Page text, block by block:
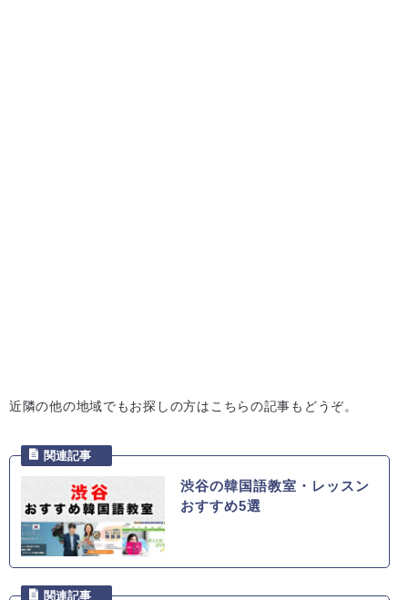
近隣の他の地域でもお探しの方はこちらの記事もどうぞ。
渋谷の韓国語教室・レッスン
おすすめ5選